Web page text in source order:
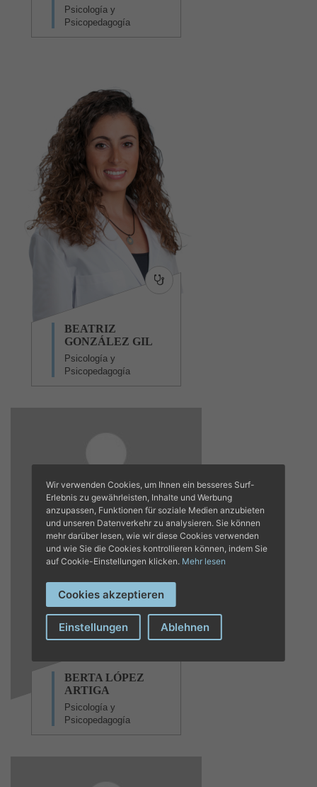
Psicología y
Psicopedagogía
BEATRIZ
GONZÁLEZ GIL
Psicología y
Psicopedagogía
BERTA LÓPEZ
ARTIGA
Psicología y
Psicopedagogía
Wir verwenden Cookies, um Ihnen ein besseres Surf-
Erlebnis zu gewährleisten, Inhalte und Werbung
anzupassen, Funktionen für soziale Medien anzubieten
und unseren Datenverkehr zu analysieren. Sie können
mehr darüber lesen, wie wir diese Cookies verwenden
und wie Sie die Cookies kontrollieren können, indem Sie
auf Cookie-Einstellungen klicken. Mehr lesen
Cookies akzeptieren
Einstellungen Ablehnen